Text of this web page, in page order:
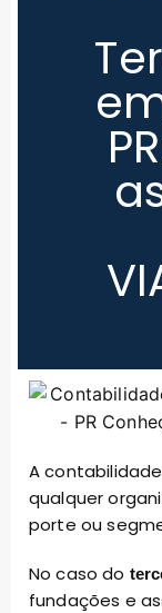
A
qualquer
porte ou
No caso do
fundações e